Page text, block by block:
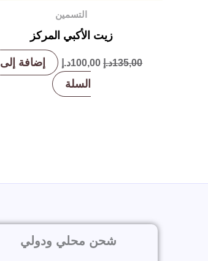
التسمين
زيت الأكبي المركز
135,00د.إ 100,00د.إ
إضافة إلى
السلة
شحن محلي ودولي